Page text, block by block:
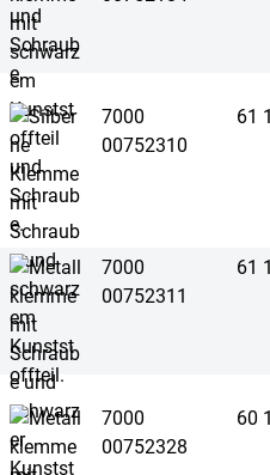
7000
00752310
61
7000
00752311
61
7000
00752328
60